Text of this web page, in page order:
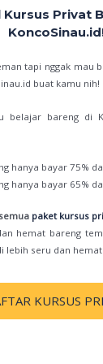
Privat
tapi nggak mau
buat kamu nih!
belajar bareng di
hanya bayar 75%
hanya bayar 65%
paket kursus
hemat bareng
lebih seru dan
KURSUS